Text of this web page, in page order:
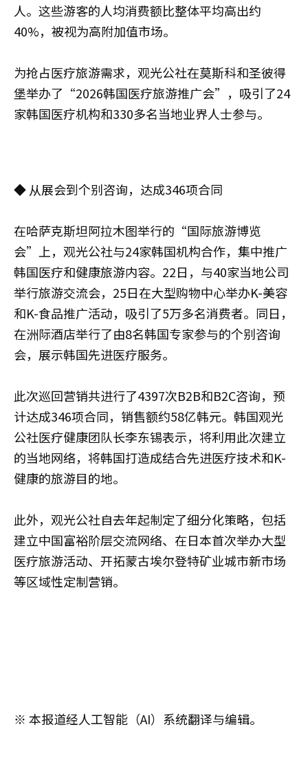
人。这些游客的人均消费额比整体平均高出约
40%，被视为高附加值市场。
为抢占医疗旅游需求，观光公社在莫斯科和圣彼得
堡举办了“2026韩国医疗旅游推广会”，吸引了24
家韩国医疗机构和330多名当地业界人士参与。
◆ 从展会到个别咨询，达成346项合同
在哈萨克斯坦阿拉木图举行的“国际旅游博览
会”上，观光公社与24家韩国机构合作，集中推广
韩国医疗和健康旅游内容。22日，与40家当地公司
举行旅游交流会，25日在大型购物中心举办K-美容
和K-食品推广活动，吸引了5万多名消费者。同日，
在洲际酒店举行了由8名韩国专家参与的个别咨询
会，展示韩国先进医疗服务。
此次巡回营销共进行了4397次B2B和B2C咨询，预
计达成346项合同，销售额约58亿韩元。韩国观光
公社医疗健康团队长李东锡表示，将利用此次建立
的当地网络，将韩国打造成结合先进医疗技术和K-
健康的旅游目的地。
此外，观光公社自去年起制定了细分化策略，包括
建立中国富裕阶层交流网络、在日本首次举办大型
医疗旅游活动、开拓蒙古埃尔登特矿业城市新市场
等区域性定制营销。
※ 本报道经人工智能（AI）系统翻译与编辑。